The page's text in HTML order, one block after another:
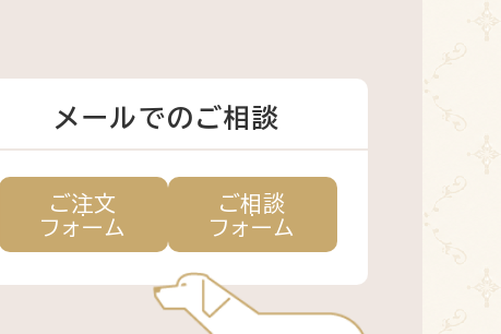
メールでのご相談
ご注文
フォーム
ご相談
フォーム